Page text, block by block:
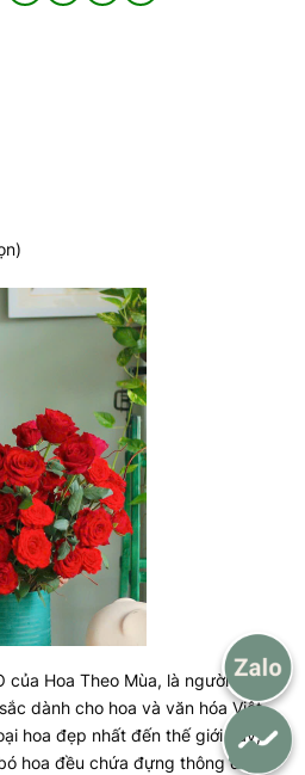
của Hoa Theo Mùa, là người truyền
dành cho hoa và văn hóa Việt.
hoa đẹp nhất đến thế giới này,
hoa đều chứa đựng thông điệp